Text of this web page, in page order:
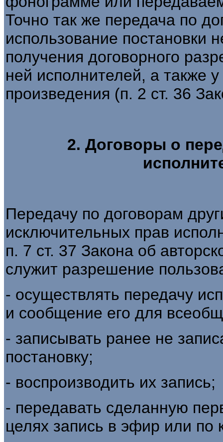
Точно так же передача по
использование постановки
получения договорного
ней исполнителей, а также
произведения (п. 2 ст. 36
2. Договоры о
Передачу по договорам
исключительных прав
п. 7 ст. 37 Закона об
служит разрешение
- осуществлять передачу
и сообщение его для
- записывать ранее не
постановку;
- воспроизводить их запись;
- передавать сделанную
целях запись в эфир или по